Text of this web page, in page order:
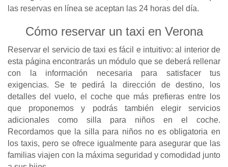
las reservas en línea se aceptan las 24 horas del día.
Cómo reservar un taxi en Verona
Reservar el servicio de taxi es fácil e intuitivo: al interior de
esta página encontrarás un módulo que se deberá rellenar
con la información necesaria para satisfacer tus
exigencias. Se te pedirá la dirección de destino, los
detalles del vuelo, el coche que más prefieras entre los
que proponemos y podrás también elegir servicios
adicionales como silla para niños en el coche.
Recordamos que la silla para niños no es obligatoria en
los taxis, pero se ofrece igualmente para asegurar que las
familias viajen con la máxima seguridad y comodidad junto